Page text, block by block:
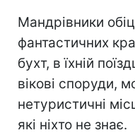
Мандрівники
фантастичних
бухт, в їхній
вікові споруди,
нетуристичні
які ніхто не знає.